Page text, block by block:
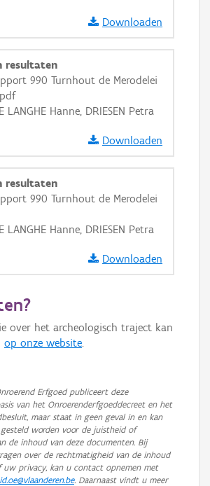
in grijswaarden
Downloaden
resultaten
990 Turnhout de Merodelei
LANGHE Hanne, DRIESEN Petra
Downloaden
resultaten
990 Turnhout de Merodelei
LANGHE Hanne, DRIESEN Petra
Downloaden
over het archeologisch traject kan
op onze website.
Erfgoed publiceert deze
van het Onroerenderfgoeddecreet en het
maar staat in geen geval in en kan
worden voor de juistheid of
de inhoud van deze documenten. Bij
over de rechtmatigheid van de inhoud
uw privacy, kan u contact opnemen met
. Daarnaast vindt u meer